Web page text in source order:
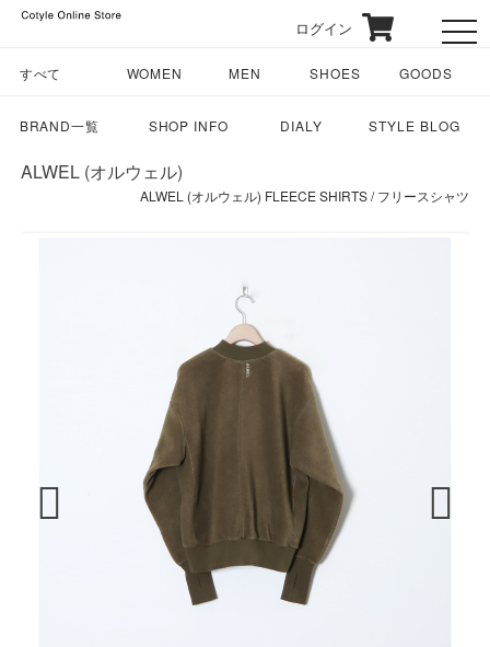
ログイン
すべて WOMEN MEN SHOES GOODS
BRAND一覧 SHOP INFO DIALY STYLE BLOG
ALWEL (オルウェル)
ALWEL (オルウェル) FLEECE SHIRTS / フリースシャツ